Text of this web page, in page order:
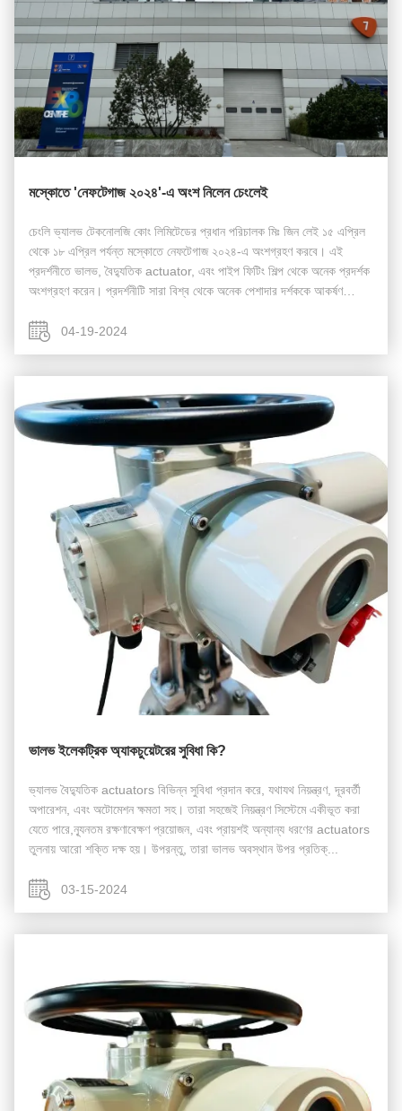
মস্কোতে 'নেফটেগাজ ২০২৪'-এ অংশ নিলেন চেংলেই
চেংলি ভ্যালভ টেকনোলজি কোং লিমিটেডের প্রধান পরিচালক মিঃ জিন লেই ১৫ এপ্রিল
থেকে ১৮ এপ্রিল পর্যন্ত মস্কোতে নেফটেগাজ ২০২৪-এ অংশগ্রহণ করবে। এই
প্রদর্শনীতে ভালভ, বৈদ্যুতিক actuator, এবং পাইপ ফিটিং শিল্প থেকে অনেক প্রদর্শক
অংশগ্রহণ করেন। প্রদর্শনীটি সারা বিশ্ব থেকে অনেক পেশাদার দর্শককে আকর্ষণ
04-19-2024
ভালভ ইলেকট্রিক অ্যাকচুয়েটরের সুবিধা কি?
ভ্যালভ বৈদ্যুতিক actuators বিভিন্ন সুবিধা প্রদান করে, যথাযথ নিয়ন্ত্রণ, দূরবর্তী
অপারেশন, এবং অটোমেশন ক্ষমতা সহ। তারা সহজেই নিয়ন্ত্রণ সিস্টেমে একীভূত করা
যেতে পারে,ন্যূনতম রক্ষণাবেক্ষণ প্রয়োজন, এবং প্রায়শই অন্যান্য ধরণের actuators
তুলনায় আরো শক্তি দক্ষ হয়। উপরন্তু, তারা ভালভ অবস্থান উপর প্রতিক্...
03-15-2024